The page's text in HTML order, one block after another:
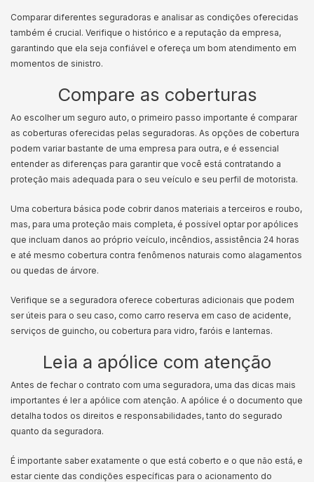
Comparar diferentes seguradoras e analisar as condições oferecidas
também é crucial. Verifique o histórico e a reputação da empresa,
garantindo que ela seja confiável e ofereça um bom atendimento em
momentos de sinistro.
Compare as coberturas
Ao escolher um seguro auto, o primeiro passo importante é comparar
as coberturas oferecidas pelas seguradoras. As opções de cobertura
podem variar bastante de uma empresa para outra, e é essencial
entender as diferenças para garantir que você está contratando a
proteção mais adequada para o seu veículo e seu perfil de motorista.
Uma cobertura básica pode cobrir danos materiais a terceiros e roubo,
mas, para uma proteção mais completa, é possível optar por apólices
que incluam danos ao próprio veículo, incêndios, assistência 24 horas
e até mesmo cobertura contra fenômenos naturais como alagamentos
ou quedas de árvore.
Verifique se a seguradora oferece coberturas adicionais que podem
ser úteis para o seu caso, como carro reserva em caso de acidente,
serviços de guincho, ou cobertura para vidro, faróis e lanternas.
Leia a apólice com atenção
Antes de fechar o contrato com uma seguradora, uma das dicas mais
importantes é ler a apólice com atenção. A apólice é o documento que
detalha todos os direitos e responsabilidades, tanto do segurado
quanto da seguradora.
É importante saber exatamente o que está coberto e o que não está, e
estar ciente das condições específicas para o acionamento do